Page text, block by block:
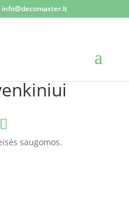
info@decomaster.lt
saugomos.